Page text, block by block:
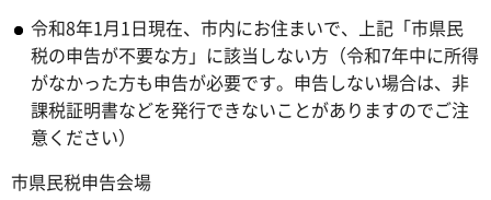
令和8年1月1日現在、市内にお住まいで、上記「市県民
税の申告が不要な方」に該当しない方（令和7年中に所得
がなかった方も申告が必要です。申告しない場合は、非
課税証明書などを発行できないことがありますのでご注
意ください）
市県民税申告会場